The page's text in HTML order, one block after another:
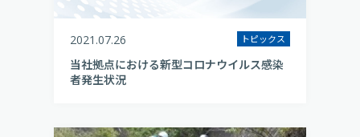
2021.07.26 トピックス
当社拠点における新型コロナウイルス感染
者発生状況